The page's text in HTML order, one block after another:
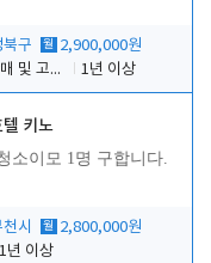
북구 월 2,900,000원
객실판매 및 고객응대
1년 이상
키노
소이모 1명 구합니다.
시 월 2,800,000원
1년 이상